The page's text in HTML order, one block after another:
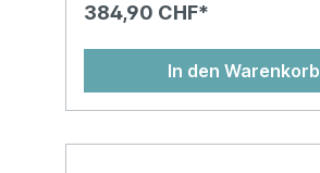
384,90 CHF*
In den Warenkorb